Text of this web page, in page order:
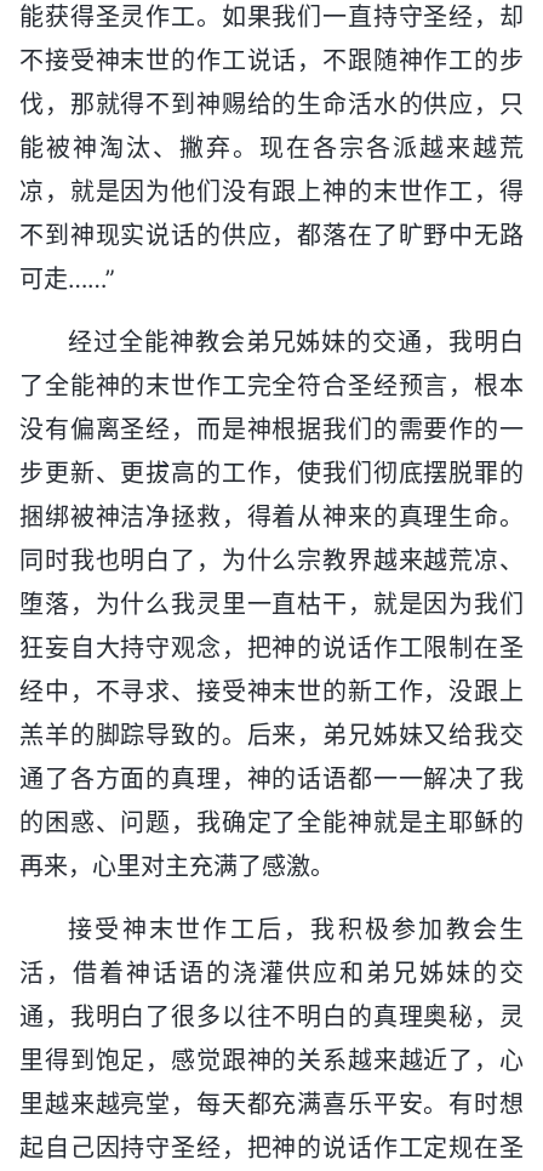
能获得圣灵作工。如果我们一直持守圣经，却
不接受神末世的作工说话，不跟随神作工的步
伐，那就得不到神赐给的生命活水的供应，只
能被神淘汰、撇弃。现在各宗各派越来越荒
凉，就是因为他们没有跟上神的末世作工，得
不到神现实说话的供应，都落在了旷野中无路
可走……”
经过全能神教会弟兄姊妹的交通，我明白
了全能神的末世作工完全符合圣经预言，根本
没有偏离圣经，而是神根据我们的需要作的一
步更新、更拔高的工作，使我们彻底摆脱罪的
捆绑被神洁净拯救，得着从神来的真理生命。
同时我也明白了，为什么宗教界越来越荒凉、
堕落，为什么我灵里一直枯干，就是因为我们
狂妄自大持守观念，把神的说话作工限制在圣
经中，不寻求、接受神末世的新工作，没跟上
羔羊的脚踪导致的。后来，弟兄姊妹又给我交
通了各方面的真理，神的话语都一一解决了我
的困惑、问题，我确定了全能神就是主耶稣的
再来，心里对主充满了感激。
接受神末世作工后，我积极参加教会生
活，借着神话语的浇灌供应和弟兄姊妹的交
通，我明白了很多以往不明白的真理奥秘，灵
里得到饱足，感觉跟神的关系越来越近了，心
里越来越亮堂，每天都充满喜乐平安。有时想
起自己因持守圣经，把神的说话作工定规在圣